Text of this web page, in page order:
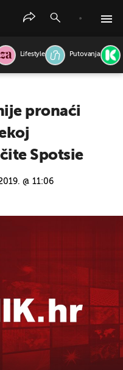
Lifestyle Putovanja
pronaći
Spotsie
@ 11:06